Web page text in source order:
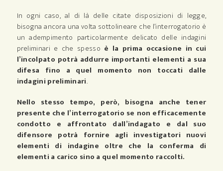
In ogni caso, al di là delle citate disposizioni di legge,
bisogna ancora una volta sottolineare che l’interrogatorio è
un adempimento particolarmente delicato delle indagini
preliminari e che spesso è la prima occasione in cui
l’incolpato potrà addurre importanti elementi a sua
difesa fino a quel momento non toccati dalle
indagini preliminari.
Nello stesso tempo, però, bisogna anche tener
presente che l’interrogatorio se non efficacemente
condotto e affrontato dall’indagato e dal suo
difensore potrà fornire agli investigatori nuovi
elementi di indagine oltre che la conferma di
elementi a carico sino a quel momento raccolti.